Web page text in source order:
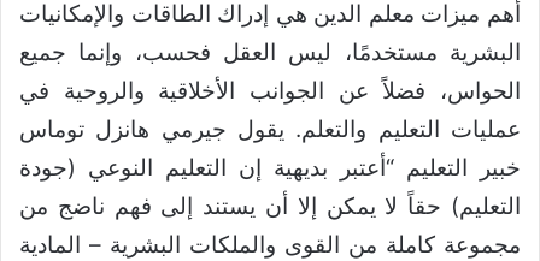
أهم ميزات معلم الدين هي إدراك الطاقات والإمكانيات
البشرية مستخدمًا، ليس العقل فحسب، وإنما جميع
الحواس، فضلاً عن الجوانب الأخلاقية والروحية في
عمليات التعليم والتعلم. يقول جيرمي هانزل توماس
خبير التعليم “أعتبر بديهية إن التعليم النوعي (جودة
التعليم) حقاً لا يمكن إلا أن يستند إلى فهم ناضج من
مجموعة كاملة من القوى والملكات البشرية – المادية